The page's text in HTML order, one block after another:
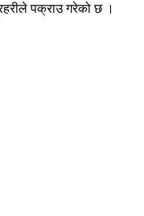
पक्राउ गरेको छ ।